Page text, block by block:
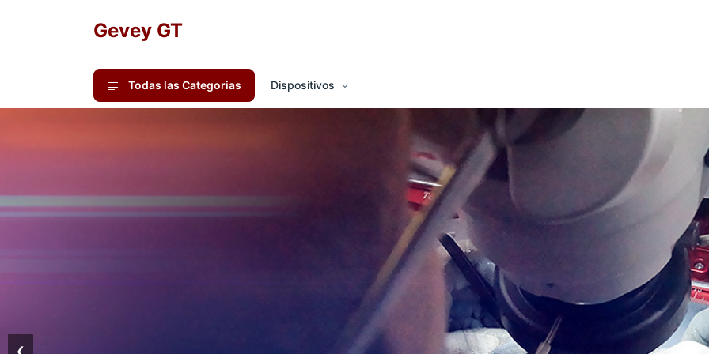
Gevey GT
Todas las Categorias Dispositivos
❮